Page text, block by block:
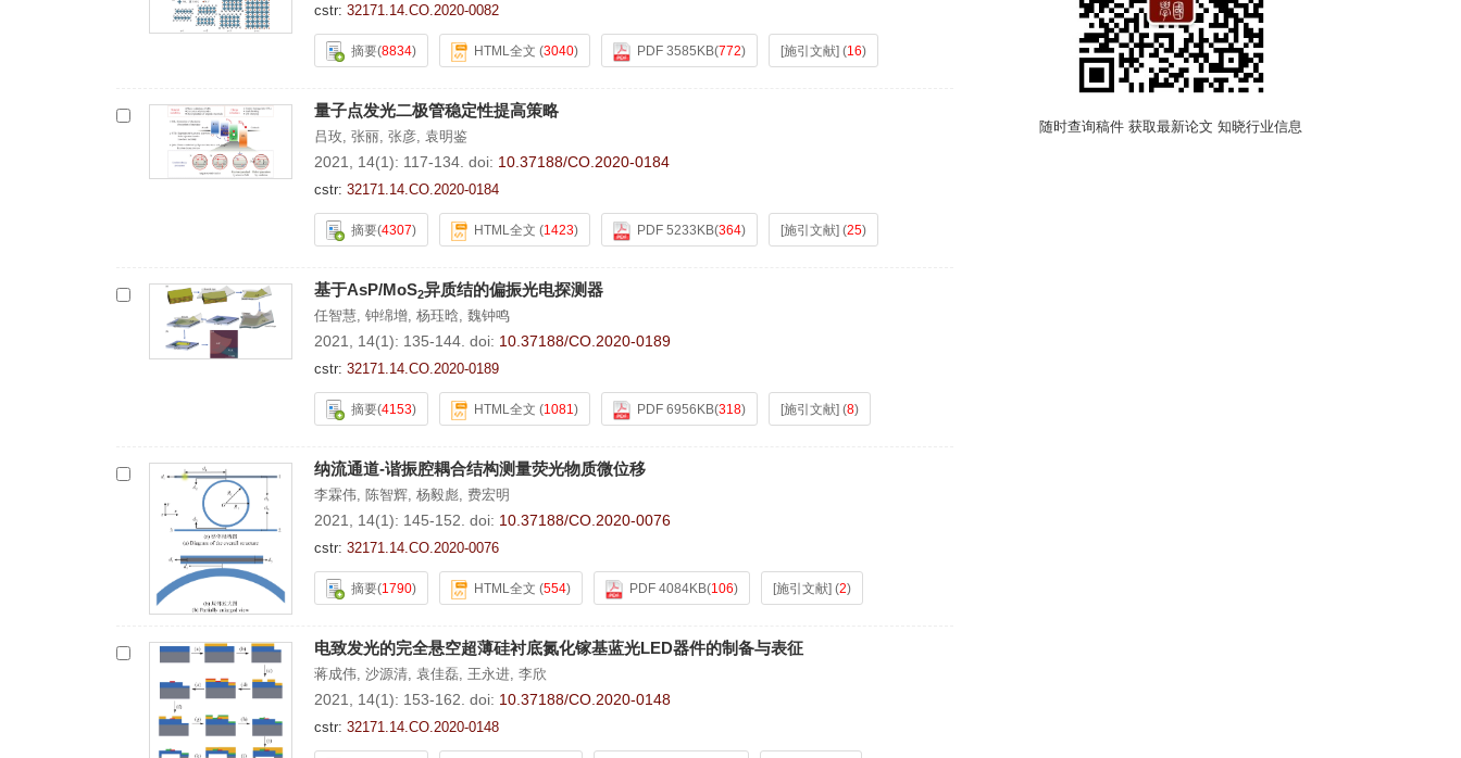
cstr: 32171.14.CO.2020-0082
摘要(8834) HTML全文 (3040) PDF 3585KB(772) [施引文献] (16)
量子点发光二极管稳定性提高策略
吕玫 张丽 张彦 袁明鉴
2021, 14(1): 117-134. doi: 10.37188/CO.2020-0184
cstr: 32171.14.CO.2020-0184
摘要(4307) HTML全文 (1423) PDF 5233KB(364) [施引文献] (25)
基于AsP/MoS2异质结的偏振光电探测器
任智慧 钟绵增 杨珏晗 魏钟鸣
2021, 14(1): 135-144. doi: 10.37188/CO.2020-0189
cstr: 32171.14.CO.2020-0189
摘要(4153) HTML全文 (1081) PDF 6956KB(318) [施引文献] (8)
纳流通道-谐振腔耦合结构测量荧光物质微位移
李霖伟 陈智辉 杨毅彪 费宏明
2021, 14(1): 145-152. doi: 10.37188/CO.2020-0076
cstr: 32171.14.CO.2020-0076
摘要(1790) HTML全文 (554) PDF 4084KB(106) [施引文献] (2)
电致发光的完全悬空超薄硅衬底氮化镓基蓝光LED器件的制备与表征
蒋成伟 沙源清 袁佳磊 王永进 李欣
2021, 14(1): 153-162. doi: 10.37188/CO.2020-0148
cstr: 32171.14.CO.2020-0148
随时查询稿件 获取最新论文 知晓行业信息